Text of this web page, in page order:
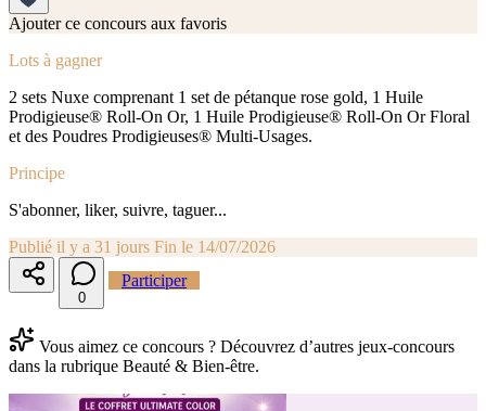
Ajouter ce concours aux favoris
Lots à gagner
2 sets Nuxe comprenant 1 set de pétanque rose gold, 1 Huile
Prodigieuse® Roll-On Or, 1 Huile Prodigieuse® Roll-On Or Floral
et des Poudres Prodigieuses® Multi-Usages.
Principe
S'abonner, liker, suivre, taguer...
Publié il y a 31 jours Fin le 14/07/2026
0
Participer
Vous aimez ce concours ? Découvrez d’autres jeux-concours
dans la rubrique Beauté & Bien-être.